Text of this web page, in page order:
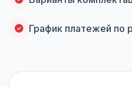
График платежей по